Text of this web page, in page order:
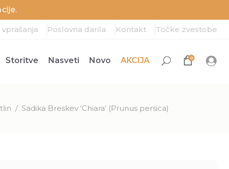
Poslovna darila Kontakt Točke zvestobe
Storitve Nasveti Novo AKCIJA 0
/ Sadika Breskev ‘Chiara’ (Prunus persica)